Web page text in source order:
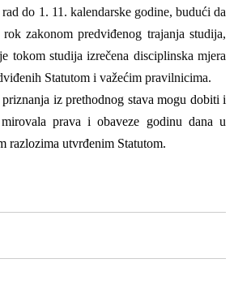
do 1. 11. kalendarske godine, budući da
zakonom predviđenog trajanja studija,
tokom studija izrečena disciplinska mjera
Statutom i važećim pravilnicima.
iz prethodnog stava mogu dobiti i
prava i obaveze godinu dana u
razlozima utvrđenim Statutom.